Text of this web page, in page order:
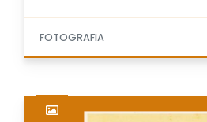
FOTOGRAFIA